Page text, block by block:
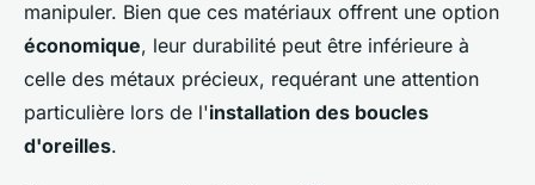
manipuler. Bien que ces matériaux offrent une option
économique, leur durabilité peut être inférieure à
celle des métaux précieux, requérant une attention
particulière lors de l'installation des boucles
d'oreilles.